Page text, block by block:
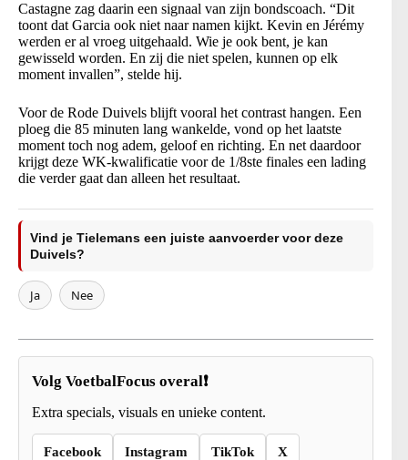
Castagne zag daarin een signaal van zijn bondscoach. “Dit
toont dat Garcia ook niet naar namen kijkt. Kevin en Jérémy
werden er al vroeg uitgehaald. Wie je ook bent, je kan
gewisseld worden. En zij die niet spelen, kunnen op elk
moment invallen”, stelde hij.
Voor de Rode Duivels blijft vooral het contrast hangen. Een
ploeg die 85 minuten lang wankelde, vond op het laatste
moment toch nog adem, geloof en richting. En net daardoor
krijgt deze WK-kwalificatie voor de 1/8ste finales een lading
die verder gaat dan alleen het resultaat.
Vind je Tielemans een juiste aanvoerder voor deze
Duivels?
Ja Nee
Volg VoetbalFocus overal❗
Extra specials, visuals en unieke content.
Facebook Instagram TikTok X